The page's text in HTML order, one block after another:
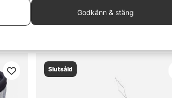
Rapala Glow Pick 6 Hook Out with LED
Slutsåld
Godkänn & stäng